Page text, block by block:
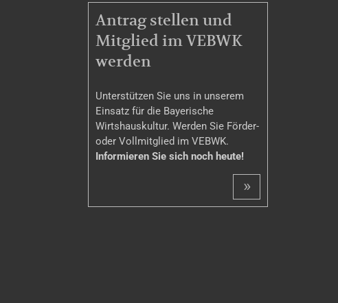
MITGLIEDSCHAFT
Antrag stellen und
Mitglied im VEBWK
werden
Unterstützen Sie uns in unserem
Einsatz für die Bayerische
Wirtshauskultur. Werden Sie Förder-
oder Vollmitglied im VEBWK.
Informieren Sie sich noch heute!
»